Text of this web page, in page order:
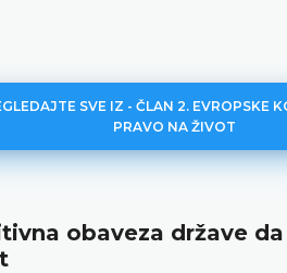
SVE IZ - ČLAN 2. EVROPSKE
PRAVO NA ŽIVOT
obaveza države